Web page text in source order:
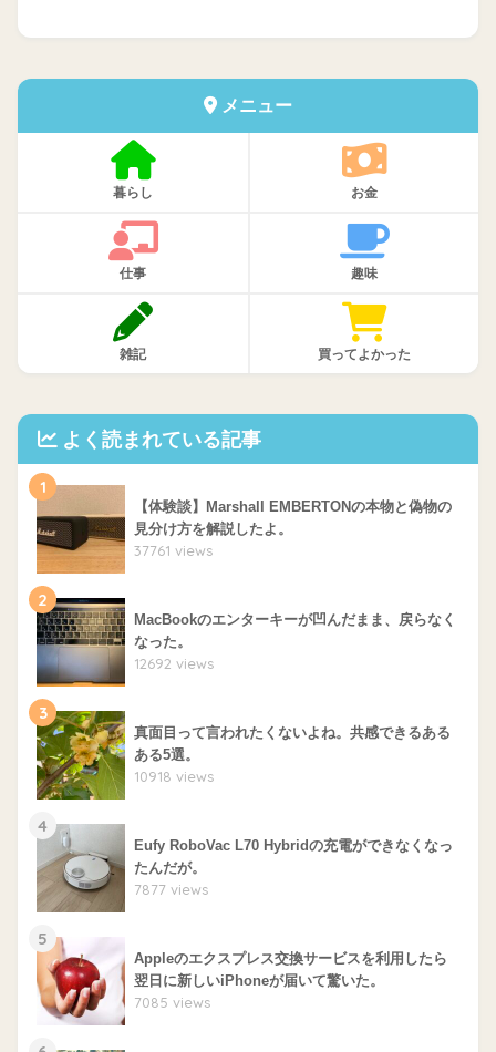
メニュー
暮らし お金
仕事 趣味
雑記 買ってよかった
よく読まれている記事
1
【体験談】Marshall EMBERTONの本物と偽物の
見分け方を解説したよ。
37761 views
2
MacBookのエンターキーが凹んだまま、戻らなく
なった。
12692 views
3
真面目って言われたくないよね。共感できるある
ある5選。
10918 views
4
Eufy RoboVac L70 Hybridの充電ができなくなっ
たんだが。
7877 views
5
Appleのエクスプレス交換サービスを利用したら
翌日に新しいiPhoneが届いて驚いた。
7085 views